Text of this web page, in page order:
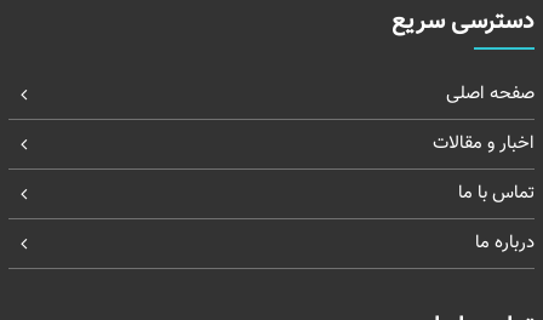
دسترسی سریع
صفحه اصلی
اخبار و مقالات
تماس با ما
درباره ما